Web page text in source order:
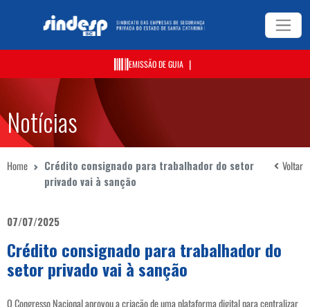
EMISSÃO DE GUIA |
Notícias
Home
Crédito consignado para trabalhador do setor
privado vai à sanção
Voltar
07/07/2025
Crédito consignado para trabalhador do
setor privado vai à sanção
O Congresso Nacional aprovou a criação de uma plataforma digital para centralizar